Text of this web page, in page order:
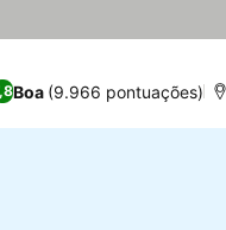
Boa (9.966 pontuações)